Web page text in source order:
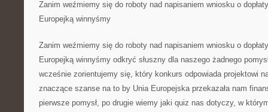
Zanim weźmiemy się do roboty nad napisaniem wniosku o
Europejką winnyśmy
Zanim weźmiemy się do roboty nad napisaniem wniosku o
Europejką winnyśmy odkryć słuszny dla naszego żadnego
wcześnie zorientujemy się, który konkurs odpowiada projektowi
znaczące szanse na to by Unia Europejska przekazała nam
pierwsze pomysł, po drugie wiemy jaki quiz nas dotyczy, w